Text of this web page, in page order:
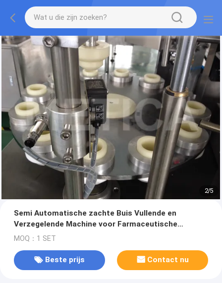
2/5
Semi Automatische zachte Buis Vullende en
Verzegelende Machine voor Farmaceutische
Chemisch product en Voedselindustrie
MOQ：1 SET
Beste prijs Contact nu